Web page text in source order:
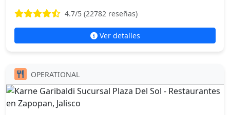
4.7/5 (22782 reseñas)
Ver detalles
OPERATIONAL